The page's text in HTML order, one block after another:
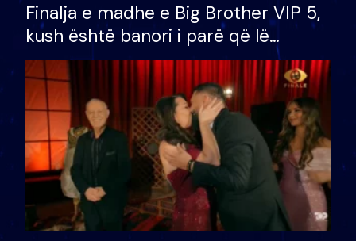
Finalja e madhe e Big Brother VIP 5,
kush është banori i parë që lë
shtëpinë dhe humb mundësinë për
të fituar çmimin e madh